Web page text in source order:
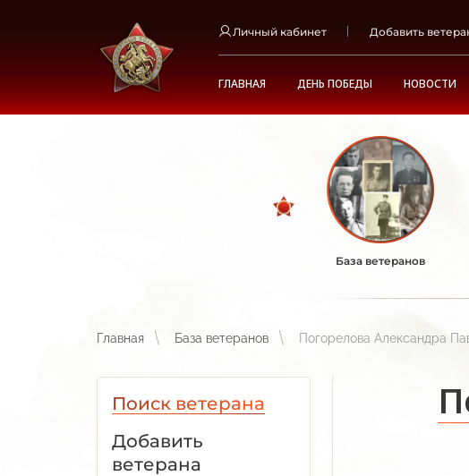
Личный кабинет Добавить
ГЛАВНАЯ ДЕНЬ ПОБЕДЫ НОВОСТИ
База ветеранов
Главная База ветеранов Погорелова Александра
Поиск ветерана
Добавить
ветерана